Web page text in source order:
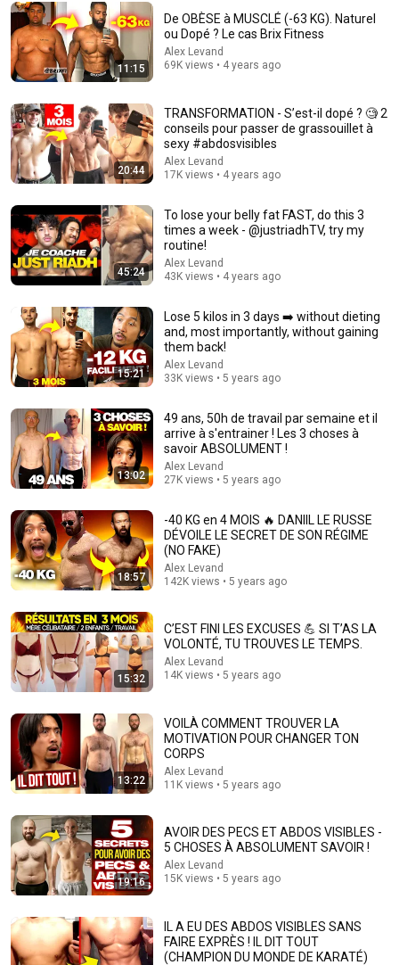
Watch his reaction when he’s told he’s a GOOD BOY
for the first time 🥹
Rocky Kanaka • 10M views
BLAST, Le souffle de l'info • 39K views
New
Auto-dubbed
without doping 💉
Alex Levand
Auto-dubbed
334K views
11:15
De OBÈSE à MUSCLÉ (-63 KG). Naturel
ou Dopé ? Le cas Brix Fitness
Alex Levand
69K views • 4 years ago
20:44
TRANSFORMATION - S’est-il dopé ? 🧐 2
conseils pour passer de grassouillet à
sexy #abdosvisibles
Alex Levand
17K views • 4 years ago
45:24
To lose your belly fat FAST, do this 3
times a week - @justriadhTV, try my
routine!
Alex Levand
43K views • 4 years ago
15:21
Lose 5 kilos in 3 days ➡️ without dieting
and, most importantly, without gaining
them back!
Alex Levand
33K views • 5 years ago
13:02
49 ans, 50h de travail par semaine et il
arrive à s'entrainer ! Les 3 choses à
savoir ABSOLUMENT !
Alex Levand
27K views • 5 years ago
18:57
-40 KG en 4 MOIS 🔥 DANIIL LE RUSSE
DÉVOILE LE SECRET DE SON RÉGIME
(NO FAKE)
Alex Levand
142K views • 5 years ago
15:32
C’EST FINI LES EXCUSES 💪 SI T’AS LA
VOLONTÉ, TU TROUVES LE TEMPS.
Alex Levand
14K views • 5 years ago
13:22
VOILÀ COMMENT TROUVER LA
MOTIVATION POUR CHANGER TON
CORPS
Alex Levand
11K views • 5 years ago
19:16
AVOIR DES PECS ET ABDOS VISIBLES -
5 CHOSES À ABSOLUMENT SAVOIR !
Alex Levand
15K views • 5 years ago
IL A EU DES ABDOS VISIBLES SANS
FAIRE EXPRÈS ! IL DIT TOUT
(CHAMPION DU MONDE DE KARATÉ)